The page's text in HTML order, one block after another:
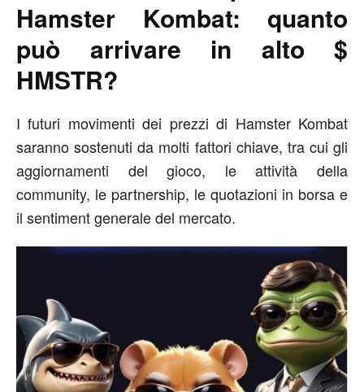
Hamster Kombat: quanto
può arrivare in alto $
HMSTR?
I futuri movimenti dei prezzi di Hamster Kombat
saranno sostenuti da molti fattori chiave, tra cui gli
aggiornamenti del gioco, le attività della
community, le partnership, le quotazioni in borsa e
il sentiment generale del mercato.